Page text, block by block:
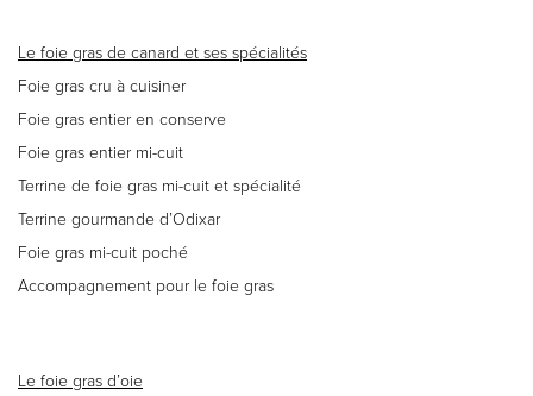
Le foie gras de canard et ses spécialités
Foie gras cru à cuisiner
Foie gras entier en conserve
Foie gras entier mi-cuit
Terrine de foie gras mi-cuit et spécialité
Terrine gourmande d’Odixar
Foie gras mi-cuit poché
Accompagnement pour le foie gras
Le foie gras d’oie